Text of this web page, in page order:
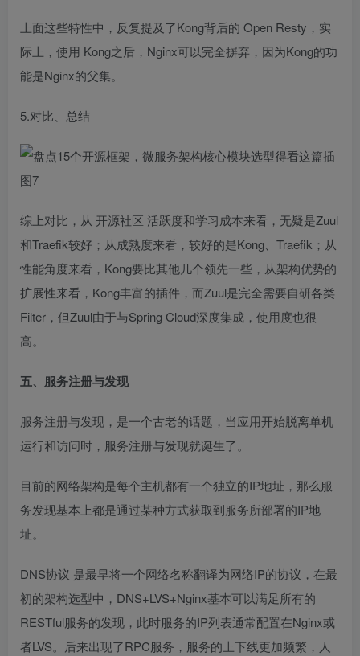
上面这些特性中，反复提及了Kong背后的 Open Resty，实
际上，使用 Kong之后，Nginx可以完全摒弃，因为Kong的功
能是Nginx的父集。
5.对比、总结
综上对比，从 开源社区 活跃度和学习成本来看，无疑是Zuul
和Traefik较好；从成熟度来看，较好的是Kong、Traefik；从
性能角度来看，Kong要比其他几个领先一些，从架构优势的
扩展性来看，Kong丰富的插件，而Zuul是完全需要自研各类
Filter，但Zuul由于与Spring Cloud深度集成，使用度也很
高。
五、服务注册与发现
服务注册与发现，是一个古老的话题，当应用开始脱离单机
运行和访问时，服务注册与发现就诞生了。
目前的网络架构是每个主机都有一个独立的IP地址，那么服
务发现基本上都是通过某种方式获取到服务所部署的IP地
址。
DNS协议 是最早将一个网络名称翻译为网络IP的协议，在最
初的架构选型中，DNS+LVS+Nginx基本可以满足所有的
RESTful服务的发现，此时服务的IP列表通常配置在Nginx或
者LVS。后来出现了RPC服务，服务的上下线更加频繁，人